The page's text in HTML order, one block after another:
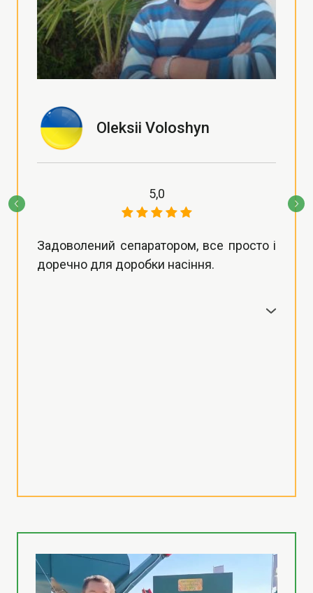
Oleksii Voloshyn
5,0
Задоволений сепаратором, все просто і
доречно для доробки насіння.